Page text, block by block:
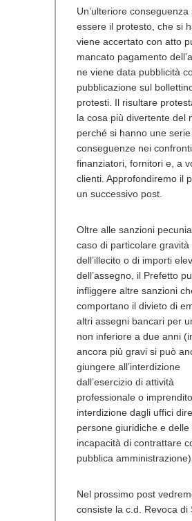
Un’ulteriore conseguenza
essere il protesto, che si
viene accertato con atto
mancato pagamento
ne viene data pubblicità
pubblicazione sul
protesti. Il risultare
la cosa più divertente del
perché si hanno une
conseguenze nei
finanziatori, fornitori e, a
clienti. Approfondiremo il
un successivo post.
Oltre alle sanzioni
caso di particolare gravità
dell’illecito o di importi
dell’assegno, il Prefetto
infliggere altre sanzioni
comportano il divieto di
altri assegni bancari per
non inferiore a due anni
ancora più gravi si può
giungere all’interdizione
dall’esercizio di attività
professionale o
interdizione dagli uffici
persone giuridiche e delle
incapacità di contrattare
pubblica amministrazione).
Nel prossimo post
consiste la c.d. Revoca di